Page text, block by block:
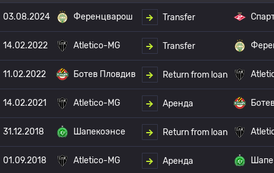
03.08.2024 Ференцварош Transfer
14.02.2022 Atletico-MG Transfer
11.02.2022 Ботев Пловдив Return from loan
14.02.2021 Atletico-MG Аренда
31.12.2018 Шапекоэнсе Return from loan
01.09.2018 Atletico-MG Аренда